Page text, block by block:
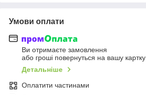
Умови оплати
Ви отримаєте замовлення
або гроші повернуться на вашу картку
Детальніше
Оплатити частинами